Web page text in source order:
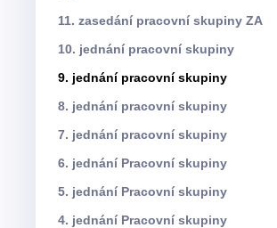
11. zasedání pracovní skupiny ZA
10. jednání pracovní skupiny
9. jednání pracovní skupiny
8. jednání pracovní skupiny
7. jednání pracovní skupiny
6. jednání Pracovní skupiny
5. jednání Pracovní skupiny
4. jednání Pracovní skupiny